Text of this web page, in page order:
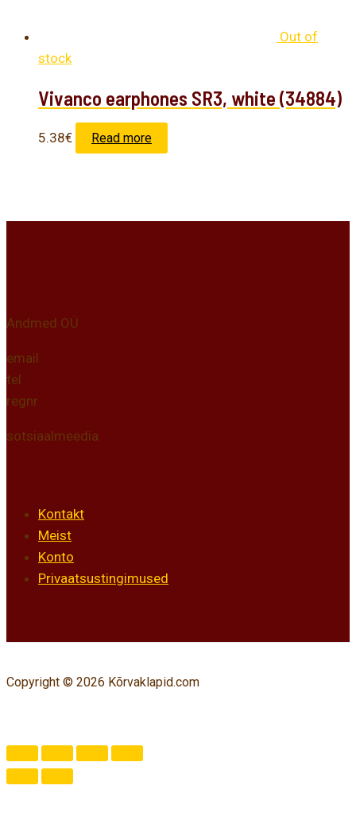
Out of
stock
Vivanco earphones SR3, white (34884)
5.38€ Read more
Andmed OÜ
email
tel
regnr
sotsiaalmeedia
Kontakt
Meist
Konto
Privaatsustingimused
Copyright © 2026 Kõrvaklapid.com